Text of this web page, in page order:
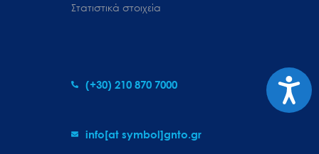
Στατιστικά στοιχεία
(+30) 210 870 7000
info[at symbol]gnto.gr